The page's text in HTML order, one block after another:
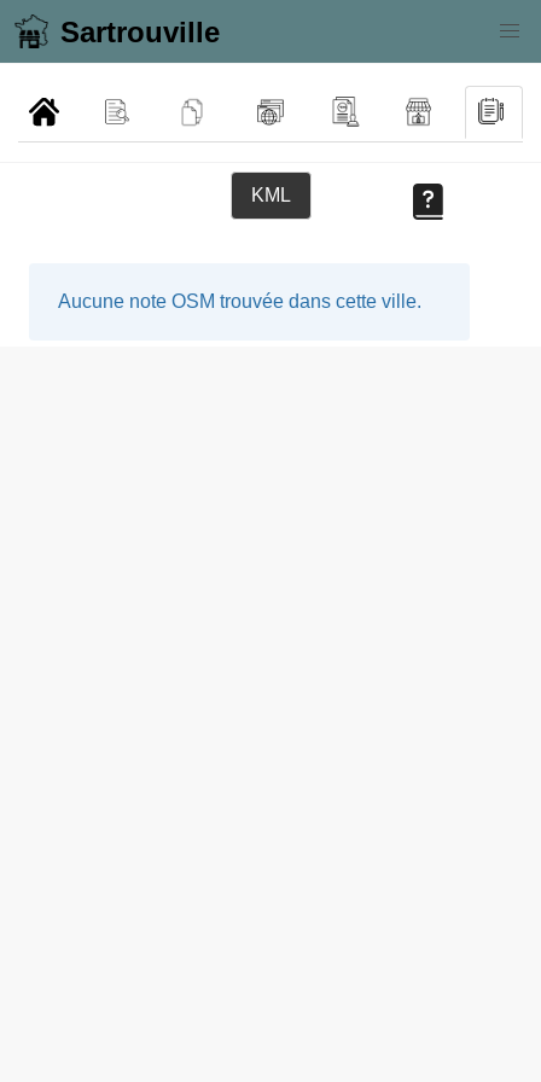
Sartrouville
KML
Aucune note OSM trouvée dans cette ville.